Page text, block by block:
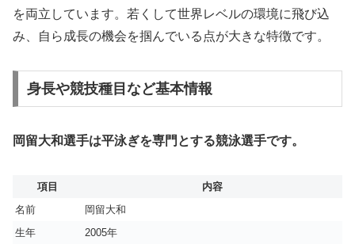
を両立しています。若くして世界レベルの環境に飛び込
み、自ら成長の機会を掴んでいる点が大きな特徴です。
身長や競技種目など基本情報
岡留大和選手は平泳ぎを専門とする競泳選手です。
項目
内容
名前
岡留大和
生年
2005年